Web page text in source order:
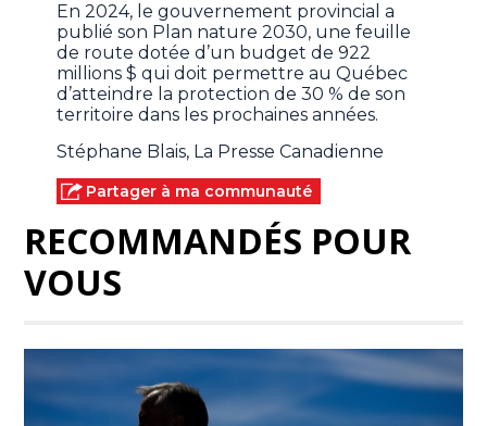
En 2024, le gouvernement provincial a
publié son Plan nature 2030, une feuille
de route dotée d’un budget de 922
millions $ qui doit permettre au Québec
d’atteindre la protection de 30 % de son
territoire dans les prochaines années.
Stéphane Blais, La Presse Canadienne
Partager à ma communauté
RECOMMANDÉS POUR
VOUS